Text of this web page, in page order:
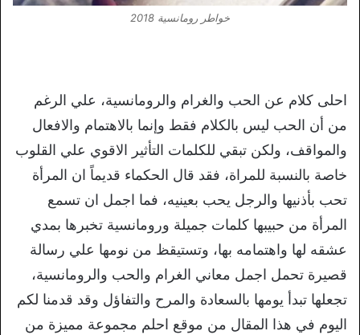
خواطر رومانسية 2018
احلى كلام عن الحب والغرام والرومانسية، علي الرغم
من أن الحب ليس بالكلام فقط وإنما بالاهتمام والافعال
والمواقف، ولكن تبقي للكلمات التأثير الاقوي علي القلوب
خاصة بالنسبة للمراة، فقد قال الحكماء قديماً ان المرأة
تحب بأذنيها والرجل يحب بعينيه، فما اجمل ان تسمع
المرأة من حبيبها كلمات جميلة ورومانسية تخبرها بمدي
عشقه لها واهتمامه بها، وتستيقظ من نومها علي رسالة
قصيرة تحمل اجمل معاني الغرام والحب والرومانسية،
تجعلها تبدأ يومها بالسعادة والمرح والتفاؤل وقد قدمنا لكم
اليوم في هذا المقال من موقع احلم مجموعة مميزة من